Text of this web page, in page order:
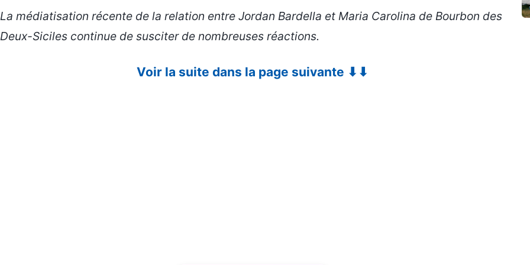
La médiatisation récente de la relation entre Jordan Bardella et Maria Carolina de Bourbon des
Deux-Siciles continue de susciter de nombreuses réactions.
Voir la suite dans la page suivante ⬇⬇